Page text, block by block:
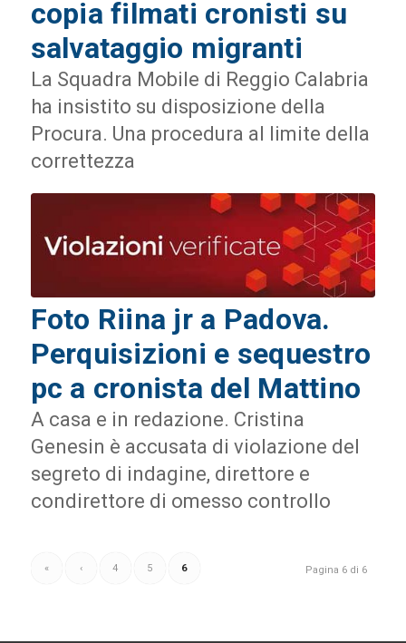
copia filmati cronisti su
salvataggio migranti
La Squadra Mobile di Reggio Calabria
ha insistito su disposizione della
Procura. Una procedura al limite della
correttezza
Foto Riina jr a Padova.
Perquisizioni e sequestro
pc a cronista del Mattino
A casa e in redazione. Cristina
Genesin è accusata di violazione del
segreto di indagine, direttore e
condirettore di omesso controllo
Pagina 6 di 6
« ‹ 4 5 6